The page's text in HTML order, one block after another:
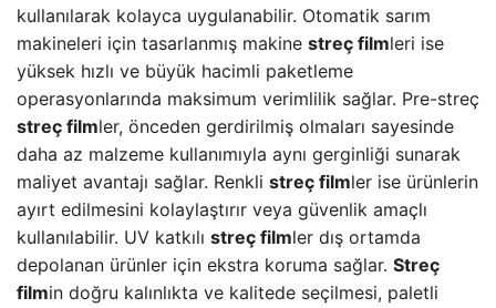
kullanılarak kolayca uygulanabilir. Otomatik sarım
makineleri için tasarlanmış makine streç filmleri ise
yüksek hızlı ve büyük hacimli paketleme
operasyonlarında maksimum verimlilik sağlar. Pre-streç
streç filmler, önceden gerdirilmiş olmaları sayesinde
daha az malzeme kullanımıyla aynı gerginliği sunarak
maliyet avantajı sağlar. Renkli streç filmler ise ürünlerin
ayırt edilmesini kolaylaştırır veya güvenlik amaçlı
kullanılabilir. UV katkılı streç filmler dış ortamda
depolanan ürünler için ekstra koruma sağlar. Streç
filmin doğru kalınlıkta ve kalitede seçilmesi, paletli